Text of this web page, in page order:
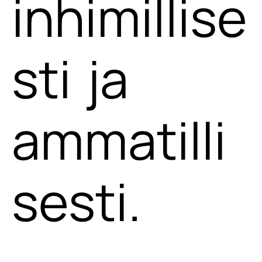
inhimillise
sti ja
ammatilli
sesti.